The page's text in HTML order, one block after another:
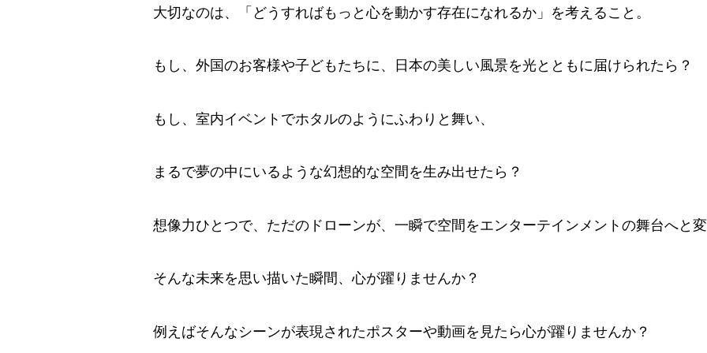
大切なのは、「どうすればもっと心を動かす存在になれるか」を考えること。
もし、外国のお客様や子どもたちに、日本の美しい風景を光とともに届けられたら？
もし、室内イベントでホタルのようにふわりと舞い、
まるで夢の中にいるような幻想的な空間を生み出せたら？
想像力ひとつで、ただのドローンが、一瞬で空間をエンターテインメントの舞台へと
そんな未来を思い描いた瞬間、心が躍りませんか？
例えばそんなシーンが表現されたポスターや動画を見たら心が躍りませんか？